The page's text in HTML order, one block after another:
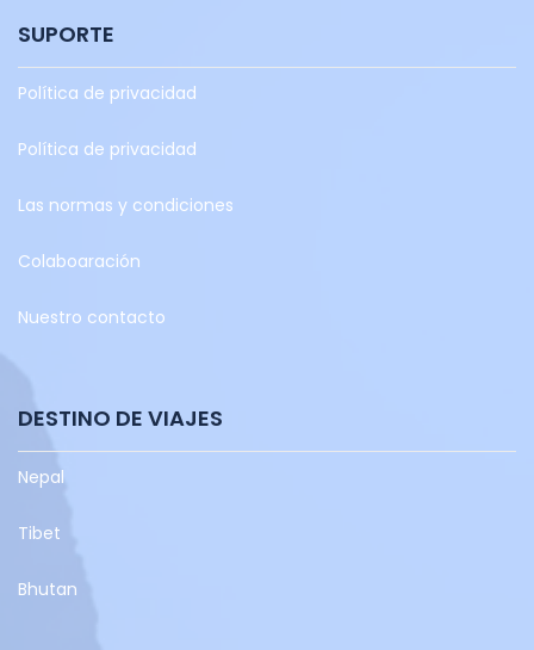
SUPORTE
Política de privacidad
Política de privacidad
Las normas y condiciones
Colaboaración
Nuestro contacto
DESTINO DE VIAJES
Nepal
Tibet
Bhutan